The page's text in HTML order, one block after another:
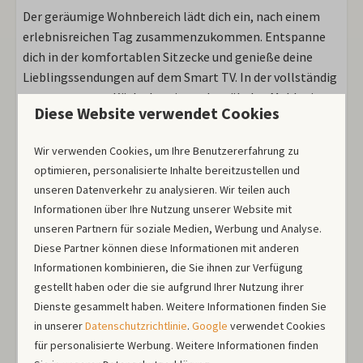
Der geräumige Wohnbereich lädt dich ein, nach einem
erlebnisreichen Tag zusammenzukommen. Entspanne
dich in der komfortablen Sitzecke und genieße deine
Lieblingssendungen auf dem Smart TV. In der vollständig
ausgestatteten Küche bereitest du mühelos Mahlzeiten
mit dem Kombi-Backofen, der Spülmaschine und dem
Kaffeemaschine sorgt für den perfekten Start in den Tag.
Schlafen und entspannen
Das Hauptschlafzimmer empfängt dich mit einem
Doppelbett mit separaten Boxspring-Matratzen und
einem geräumigen Kleiderschrank für all deine Sachen.
Das zweite Schlafzimmer hat ein praktisches
Etagenbett, ideal für Kinder. Das frische Badezimmer mit
Dusche, Waschbecken und Toilette macht das Bild
komplett.
Diese Website verwendet Cookies
Wir verwenden Cookies, um Ihre Benutzererfahrung zu
optimieren, personalisierte Inhalte bereitzustellen und
unseren Datenverkehr zu analysieren. Wir teilen auch
Informationen über Ihre Nutzung unserer Website mit
unseren Partnern für soziale Medien, Werbung und Analyse.
Diese Partner können diese Informationen mit anderen
Informationen kombinieren, die Sie ihnen zur Verfügung
gestellt haben oder die sie aufgrund Ihrer Nutzung ihrer
Dienste gesammelt haben. Weitere Informationen finden Sie
in unsererDatenschutzrichtlinie.Google verwendet Cookies
für personalisierte Werbung. Weitere Informationen finden